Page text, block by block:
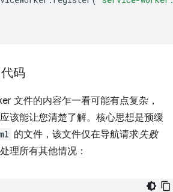
码
文件的内容乍一看可能有点复杂，
该能让您清楚了解。核心思想是预缓
的文件，该文件仅在导航请求失败
理所有其他情况：